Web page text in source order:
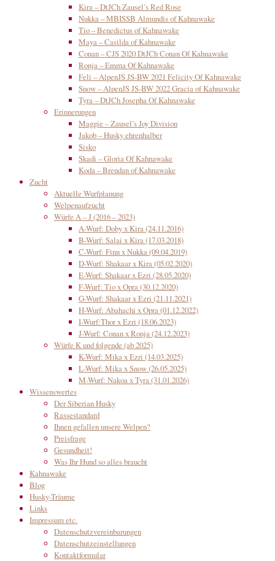
Kira – DtJCh Zausel’s Red Rose
Nukka – MBISSB Almundis of Kahnawake
Tio – Benedictus of Kahnawake
Maya – Casilda of Kahnawake
Conan – CJS 2020 DtJCh Conan Of Kahnawake
Ronja – Emma Of Kahnawake
Feli – AlpenJS JS-BW 2021 Felicity Of Kahnawake
Snow – AlpenJS JS-BW 2022 Gracia of Kahnawake
Tyra – DtJCh Josepha Of Kahnawake
Erinnerungen
Maggie – Zausel’s Joy Division
Jakob – Husky ehrenhalber
Sisko
Skadi – Gloria Of Kahnawake
Koda – Brendan of Kahnawake
Zucht
Aktuelle Wurfplanung
Welpenaufzucht
Würfe A – J (2016 – 2023)
A-Wurf: Doby x Kira (24.11.2016)
B-Wurf: Salai x Kira (17.03.2018)
C-Wurf: Finn x Nukka (09.04.2019)
D-Wurf: Shakaar x Kira (05.02.2020)
E-Wurf: Shakaar x Ezri (28.05.2020)
F-Wurf: Tio x Opra (30.12.2020)
G-Wurf: Shakaar x Ezri (21.11.2021)
H-Wurf: Abahachi x Opra (01.12.2022)
I-Wurf:Thor x Ezri (18.06.2023)
J-Wurf: Conan x Ronja (24.12.2023)
Würfe K und folgende (ab 2025)
K-Wurf: Mika x Ezri (14.03.2025)
L-Wurf: Mika x Snow (26.05.2025)
M-Wurf: Nakoa x Tyra (31.01.2026)
Wissenswertes
Der Siberian Husky
Rassestandard
Ihnen gefallen unsere Welpen?
Preisfrage
Gesundheit!
Was Ihr Hund so alles braucht
Kahnawake
Blog
Husky-Träume
Links
Impressum etc.
Datenschutzvereinbarungen
Datenschutzeinstellungen
Kontaktformular